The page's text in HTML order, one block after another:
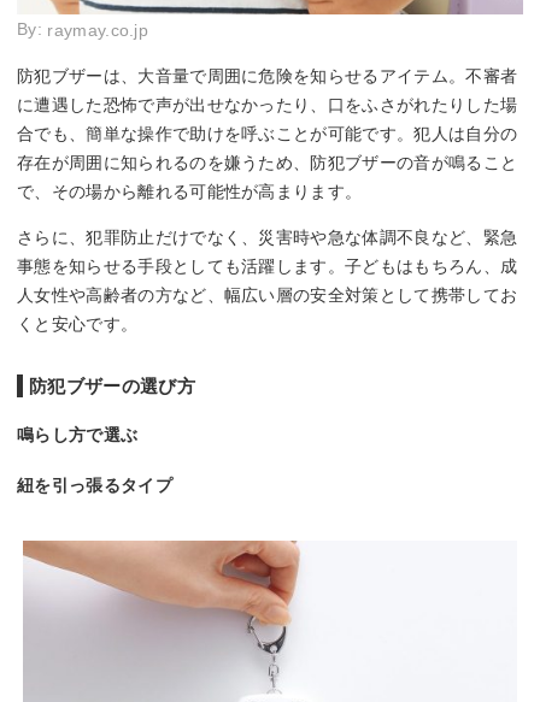
By: raymay.co.jp
防犯ブザーは、大音量で周囲に危険を知らせるアイテム。不審者
に遭遇した恐怖で声が出せなかったり、口をふさがれたりした場
合でも、簡単な操作で助けを呼ぶことが可能です。犯人は自分の
存在が周囲に知られるのを嫌うため、防犯ブザーの音が鳴ること
で、その場から離れる可能性が高まります。
さらに、犯罪防止だけでなく、災害時や急な体調不良など、緊急
事態を知らせる手段としても活躍します。子どもはもちろん、成
人女性や高齢者の方など、幅広い層の安全対策として携帯してお
くと安心です。
防犯ブザーの選び方
鳴らし方で選ぶ
紐を引っ張るタイプ